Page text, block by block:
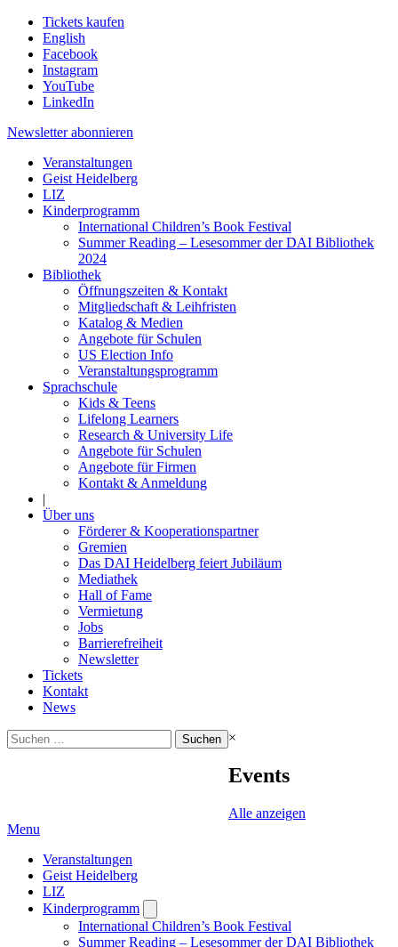
Tickets kaufen
English
Facebook
Instagram
YouTube
LinkedIn
Newsletter abonnieren
Veranstaltungen
Geist Heidelberg
LIZ
Kinderprogramm
International Children’s Book Festival
Summer Reading – Lesesommer der DAI Bibliothek
2024
Bibliothek
Öffnungszeiten & Kontakt
Mitgliedschaft & Leihfristen
Katalog & Medien
Angebote für Schulen
US Election Info
Veranstaltungsprogramm
Sprachschule
Kids & Teens
Lifelong Learners
Research & University Life
Angebote für Schulen
Angebote für Firmen
Kontakt & Anmeldung
|
Über uns
Förderer & Kooperationspartner
Gremien
Das DAI Heidelberg feiert Jubiläum
Mediathek
Hall of Fame
Vermietung
Jobs
Barrierefreiheit
Newsletter
Tickets
Kontakt
News
Suchen
nach:
×
Events
Alle anzeigen
Menu
Veranstaltungen
Geist Heidelberg
LIZ
Kinderprogramm
submenu
International Children’s Book Festival
Summer Reading – Lesesommer der DAI Bibliothek